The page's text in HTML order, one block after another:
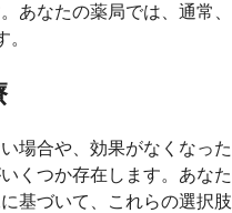
あなたの薬局では、通常、
場合や、効果がなくなった
くつか存在します。あなた
基づいて、これらの選択肢